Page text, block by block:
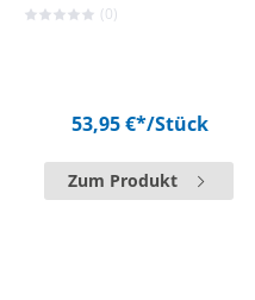
(0)
53,95 €*/Stück
Zum Produkt